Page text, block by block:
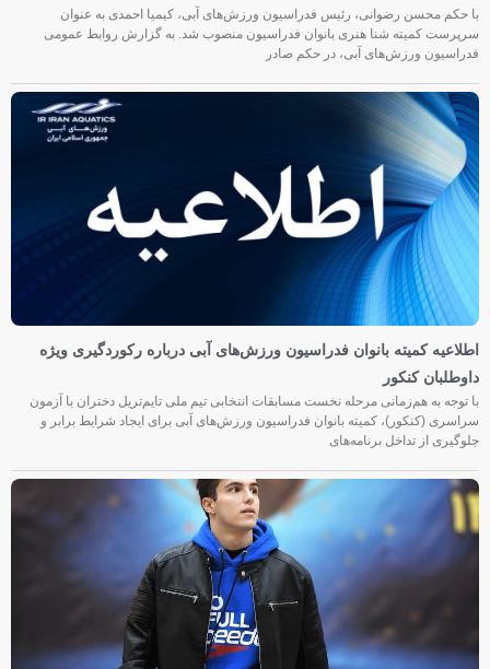
با حکم محسن رضوانی، رئیس فدراسیون ورزش‌های آبی، کیمیا احمدی به عنوان
سرپرست کمیته شنا هنری بانوان فدراسیون منصوب شد. به گزارش روابط عمومی
فدراسیون ورزش‌های آبی، در حکم صادر
اطلاعیه کمیته بانوان فدراسیون ورزش‌های آبی درباره رکوردگیری ویژه
داوطلبان کنکور
با توجه به هم‌زمانی مرحله نخست مسابقات انتخابی تیم ملی تایم‌تریل دختران با آزمون
سراسری (کنکور)، کمیته بانوان فدراسیون ورزش‌های آبی برای ایجاد شرایط برابر و
جلوگیری از تداخل برنامه‌های